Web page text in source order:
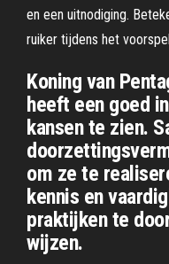
en een uitnodiging.
ruiker tijdens het
Koning van
heeft een goed
kansen te zien.
om ze te
kennis en
praktijken te
wijzen.